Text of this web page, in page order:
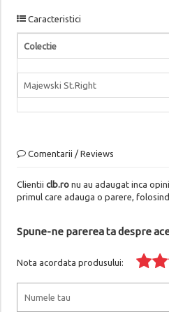
Caracteristici
Colectie
Majewski St.Right
Comentarii / Reviews
Clientii clb.ronu au adaugat inca
primul care adauga o parere,
Spune-ne parerea ta despre
Nota acordata produsului: